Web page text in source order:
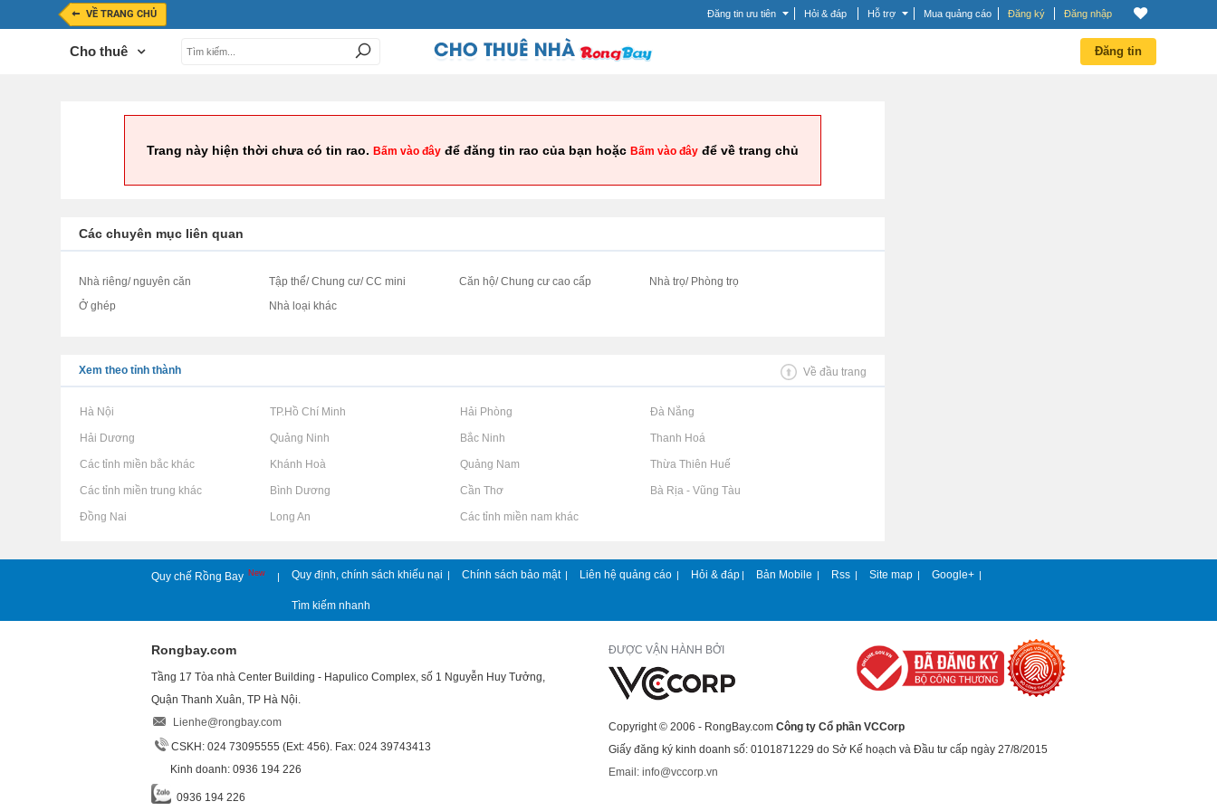
VỀ TRANG CHỦ Đăng tin ưu tiên Hỏi & đáp Hỗ trợ Mua quảng cáo Đăng ký Đăng nhập
Cho thuê Đăng tin
Trang này hiện thời chưa có tin rao. Bấm vào đây để đăng tin rao của bạn hoặc Bấm vào đây để về trang chủ
Các chuyên mục liên quan
Nhà riêng/ nguyên căn Tập thể/ Chung cư/ CC mini Căn hộ/ Chung cư cao cấp
Nhà trọ/ Phòng trọ
Ở ghép
Nhà loại khác
Xem theo tỉnh thành Về đầu trang
Rao vặt tại Hà Nội Rao vặt tại TP.Hồ Chí Minh Rao vặt tại Hải Phòng Rao vặt tại Đà Nẵng
Rao vặt tại Hải Dương Rao vặt tại Quảng Ninh Rao vặt tại Bắc Ninh Rao vặt tại Thanh Hoá
Rao vặt tại Các tỉnh miền bắc khác Rao vặt tại Khánh Hoà Rao vặt tại Quảng Nam Rao vặt tại Thừa Thiên Huế
Rao vặt tại Các tỉnh miền trung khác Rao vặt tại Bình Dương Rao vặt tại Cần Thơ Rao vặt tại Bà Rịa - Vũng Tàu
Rao vặt tại Đồng Nai Rao vặt tại Long An Rao vặt tại Các tỉnh miền nam khác
Quy chế Rồng Bay New | Quy định, chính sách khiếu nại | Chính sách bảo mật | Liên hệ quảng cáo | Hỏi & đáp | Bản Mobile | Rss | Site map | Google+ |
Tìm kiếm nhanh
Rongbay.com
Tầng 17 Tòa nhà Center Building - Hapulico Complex, số 1 Nguyễn Huy Tưởng,
Quận Thanh Xuân, TP Hà Nội.
Lienhe@rongbay.com
CSKH: 024 73095555 (Ext: 456). Fax: 024 39743413
Kinh doanh: 0936 194 226
0936 194 226
ĐƯỢC VẬN HÀNH BỞI
Copyright © 2006 - RongBay.com Công ty Cổ phần VCCorp
Giấy đăng ký kinh doanh số: 0101871229 do Sở Kế hoạch và Đầu tư cấp ngày 27/8/2015
Email: info@vccorp.vn